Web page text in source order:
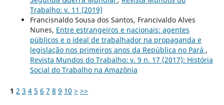
Trabalho: v. 11 (2019)
Francisnaldo Sousa dos Santos, Francivaldo Alves
Nunes, Entre estrangeiros e nacionais: agentes
públicos e o ideal de trabalhador na propaganda e
legislação nos primeiros anos da República no Pará ,
Revista Mundos do Trabalho: v. 9 n. 17 (2017): História
Social do Trabalho na Amazônia
1 2 3 4 5 6 7 8 9 10 > >>